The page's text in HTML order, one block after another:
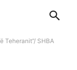
Teheranit”/ SHBA